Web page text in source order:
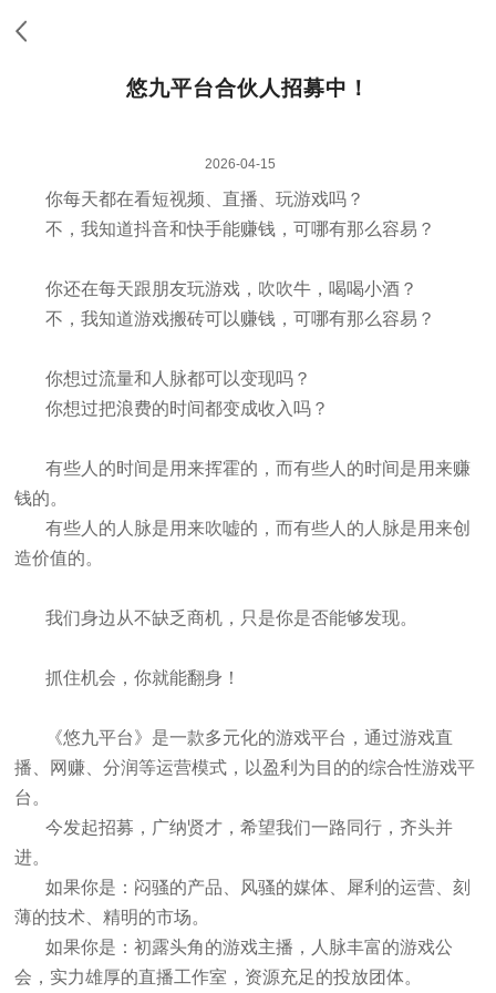
悠九平台合伙人招募中！
2026-04-15
你每天都在看短视频、直播、玩游戏吗？
不，我知道抖音和快手能赚钱，可哪有那么容易？
你还在每天跟朋友玩游戏，吹吹牛，喝喝小酒？
不，我知道游戏搬砖可以赚钱，可哪有那么容易？
你想过流量和人脉都可以变现吗？
你想过把浪费的时间都变成收入吗？
有些人的时间是用来挥霍的，而有些人的时间是用来赚
钱的。
有些人的人脉是用来吹嘘的，而有些人的人脉是用来创
造价值的。
我们身边从不缺乏商机，只是你是否能够发现。
抓住机会，你就能翻身！
《悠九平台》是一款多元化的游戏平台，通过游戏直
播、网赚、分润等运营模式，以盈利为目的的综合性游戏平
台。
今发起招募，广纳贤才，希望我们一路同行，齐头并
进。
如果你是：闷骚的产品、风骚的媒体、犀利的运营、刻
薄的技术、精明的市场。
如果你是：初露头角的游戏主播，人脉丰富的游戏公
会，实力雄厚的直播工作室，资源充足的投放团体。